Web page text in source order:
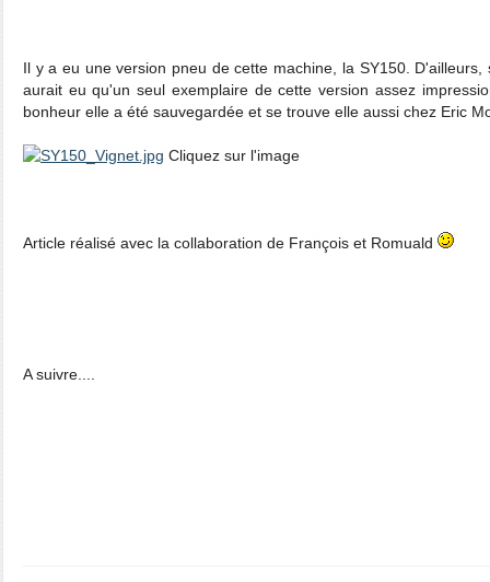
Il y a eu une version pneu de cette machine, la SY150.
aurait eu qu'un seul exemplaire de cette version assez
bonheur elle a été sauvegardée et se trouve elle aussi chez Eric
Cliquez sur l'image
Article réalisé avec la collaboration de François et Romuald
A suivre....